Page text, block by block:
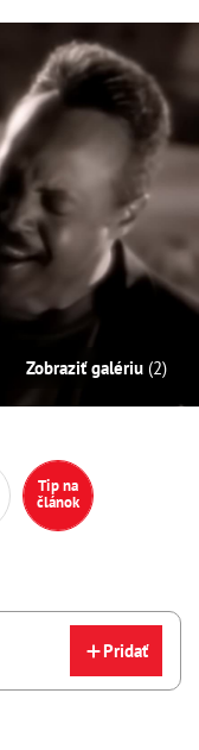
Zobraziť galériu (2)
Tip na
článok
Pridať